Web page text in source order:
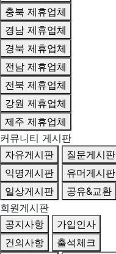
충북 제휴업체
경남 제휴업체
경북 제휴업체
전남 제휴업체
전북 제휴업체
강원 제휴업체
제주 제휴업체
커뮤니티 게시판
자유게시판
질문게시판
익명게시판
유머게시판
일상게시판
공유&교환
회원게시판
공지사항
가입인사
건의사항
출석체크